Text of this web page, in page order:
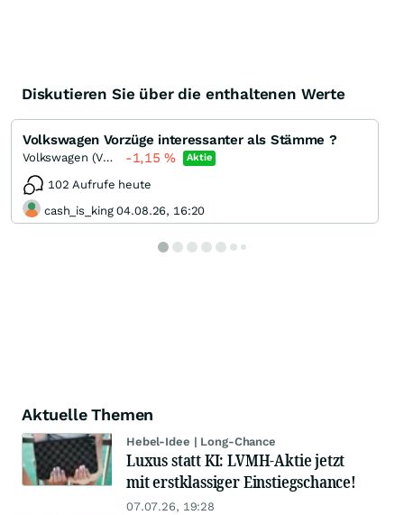
Diskutieren Sie über die enthaltenen Werte
Volkswagen Vorzüge interessanter als Stämme ?
Volkswagen (VW) Vz -1,15% Aktie
102 Aufrufe heute
cash_is_king 04.08.26, 16:20
Aktuelle Themen
Hebel-Idee | Long-Chance
Luxus statt KI: LVMH-Aktie jetzt
mit erstklassiger Einstiegschance!
07.07.26, 19:28